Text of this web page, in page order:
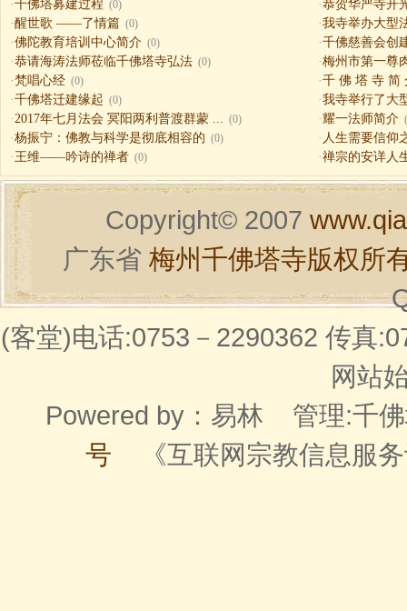
·千佛塔募建过程 (0) ·恭贺华严寺开
·醒世歌 ——了情篇 (0) ·我寺举办大型
·佛陀教育培训中心简介 (0) ·千佛慈善会创
·恭请海涛法师莅临千佛塔寺弘法 (0) ·梅州市第一尊
·梵唱心经 (0) ·千 佛 塔 寺 简
·千佛塔迁建缘起 (0) ·我寺举行了大
·2017年七月法会 冥阳两利普渡群蒙 ... (0) ·耀一法师简介
·杨振宁：佛教与科学是彻底相容的 (0) · 人生需要信仰
·王维——吟诗的禅者 (0) ·禅宗的安详人
Copyright© 2007
广东省 梅州千佛塔寺版权所
(客堂)电话:0753－2290362 传
网站
Powered by： 易林 管理:千
号 《互联网宗教信息服务